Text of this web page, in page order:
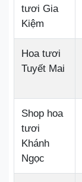
tươi Gia
Kiệm
Hoa tươi
Tuyết Mai
Shop hoa
tươi
Khánh
Ngọc